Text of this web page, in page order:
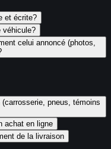
et écrite?
véhicule?
celui annoncé (photos,
pneus, témoins
achat en ligne
de la livraison